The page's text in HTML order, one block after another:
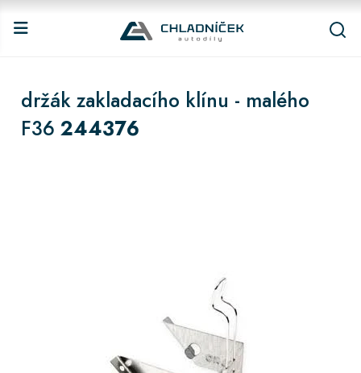
držák zakladacího klínu - malého
F36 244376